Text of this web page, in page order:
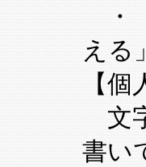
・
える
【
文
書い